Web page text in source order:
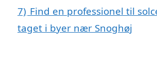
7) Find en professionel til
taget i byer nær Snoghøj